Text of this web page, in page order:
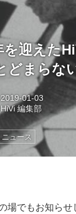
迎えた
どまらな
2019-01-03
HiVi 編集部
ニュース
場でもお知ら